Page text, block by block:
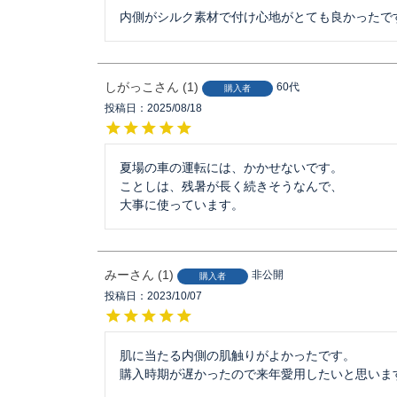
しがっこ 1 購入者
60代
投稿日
2025/08/18
夏場の車の運転には、かかせないです。
ことしは、残暑が長く続きそうなんで、
大事に使っています。
みー 1 購入者
非公開
投稿日
2023/10/07
肌に当たる内側の肌触りがよかったです。
購入時期が遅かったので来年愛用したいと思いま